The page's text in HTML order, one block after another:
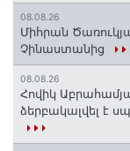
08.08.26
Միհրան
Չինաստանից
08.08.26
Հովիկ
ձերբակալվել է